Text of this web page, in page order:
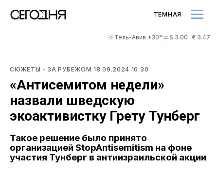
Тель-Авив +30° $ 3.00 · € 3.47
ТЕМНАЯ
СЮЖЕТЫ - ЗА РУБЕЖОМ18.09.2024 10:30
«Антисемитом недели»
назвали шведскую
экоактивистку Грету Тунберг
Такое решение было принято
организацией StopAntisemitism на фоне
участия Тунберг в антиизраильской акции